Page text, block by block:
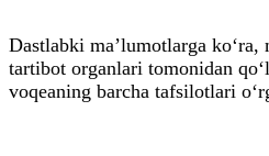
Dastlabki ma’lumotlarga ko‘ra,
tartibot organlari tomonidan
voqeaning barcha tafsilotlari